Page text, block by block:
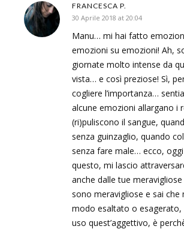
FRANCESCA P.
30 Aprile 2018 at 20:04
Manu… mi hai fatto
emozioni su emozioni! Ah,
giornate molto intense da
vista… e così preziose! Sì,
cogliere l’importanza…
alcune emozioni allargano i
(ri)puliscono il sangue,
senza guinzaglio, quando
senza fare male… ecco,
questo, mi lascio
anche dalle tue
sono meravigliose e sai che
modo esaltato o
uso quest’aggettivo, è